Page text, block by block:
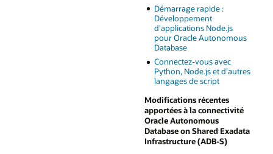
Démarrage rapide :
Développement
d'applications Node.js
pour Oracle Autonomous
Database
Connectez-vous avec
Python, Node.js et d’autres
langages de script
Modifications récentes
apportées à la connectivité
Oracle Autonomous
Database on Shared Exadata
Infrastructure (ADB-S)